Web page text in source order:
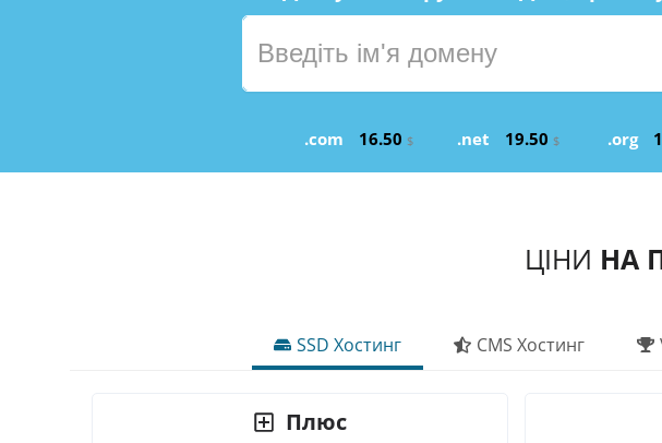
.com 16.50 $ .net 19.50 $ .org
ЦІНИ НА
SSD Хостинг CMS Хостинг
Плюс